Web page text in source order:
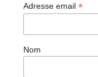
Adresse email *
Nom